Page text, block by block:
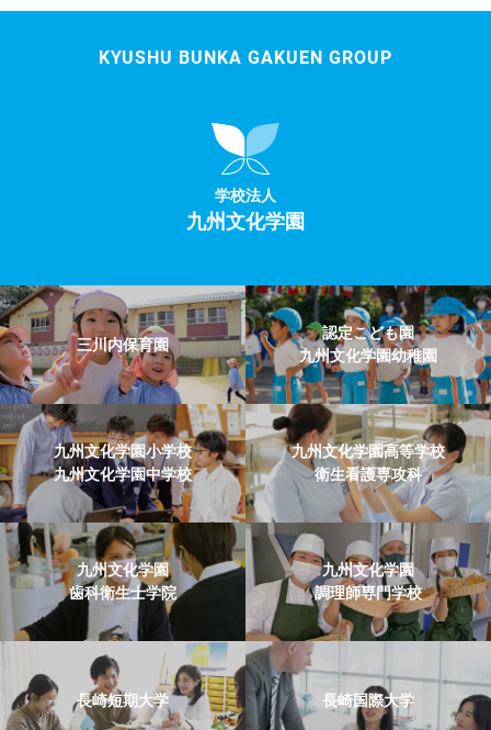
KYUSHU BUNKA GAKUEN GROUP
学校法人
九州文化学園
三川内保育園
認定こども園
九州文化学園幼稚園
九州文化学園小学校
九州文化学園中学校
九州文化学園高等学校
衛生看護専攻科
九州文化学園
歯科衛生士学院
九州文化学園
調理師専門学校
長崎短期大学 長崎国際大学